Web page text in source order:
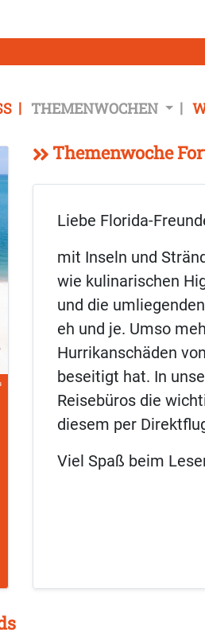
THEMENWOCHEN
Themenwoche
Liebe Florida-
mit Inseln und
wie kulinarischen
und die
eh und je. Umso
Hurrikanschäden
beseitigt hat. In
Reisebüros die
diesem per
Viel Spaß beim